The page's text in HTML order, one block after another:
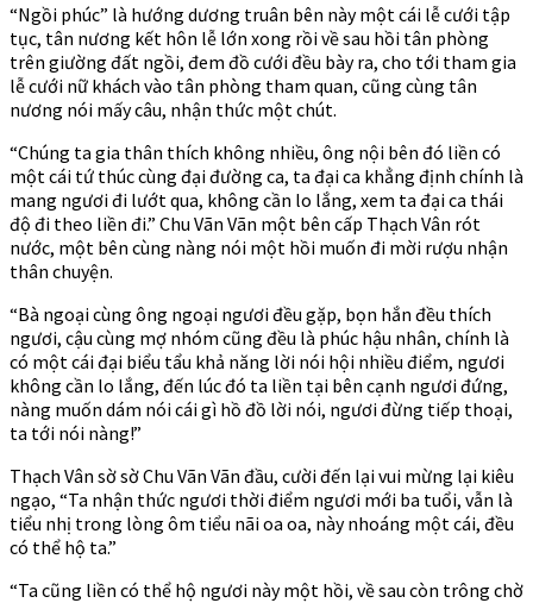
“Ngồi phúc” là hướng dương truân bên này một cái lễ cưới tập
tục, tân nương kết hôn lễ lớn xong rồi về sau hồi tân phòng
trên giường đất ngồi, đem đồ cưới đều bày ra, cho tới tham gia
lễ cưới nữ khách vào tân phòng tham quan, cũng cùng tân
nương nói mấy câu, nhận thức một chút.
“Chúng ta gia thân thích không nhiều, ông nội bên đó liền có
một cái tứ thúc cùng đại đường ca, ta đại ca khẳng định chính là
mang ngươi đi lướt qua, không cần lo lắng, xem ta đại ca thái
độ đi theo liền đi.” Chu Vãn Vãn một bên cấp Thạch Vân rót
nước, một bên cùng nàng nói một hồi muốn đi mời rượu nhận
thân chuyện.
“Bà ngoại cùng ông ngoại ngươi đều gặp, bọn hắn đều thích
ngươi, cậu cùng mợ nhóm cũng đều là phúc hậu nhân, chính là
có một cái đại biểu tẩu khả năng lời nói hội nhiều điểm, ngươi
không cần lo lắng, đến lúc đó ta liền tại bên cạnh ngươi đứng,
nàng muốn dám nói cái gì hồ đồ lời nói, ngươi đừng tiếp thoại,
ta tới nói nàng!”
Thạch Vân sờ sờ Chu Vãn Vãn đầu, cười đến lại vui mừng lại kiêu
ngạo, “Ta nhận thức ngươi thời điểm ngươi mới ba tuổi, vẫn là
tiểu nhị trong lòng ôm tiểu nãi oa oa, này nhoáng một cái, đều
có thể hộ ta.”
“Ta cũng liền có thể hộ ngươi này một hồi, về sau còn trông chờ